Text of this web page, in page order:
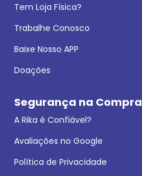
Tem Loja Física?
Trabalhe Conosco
Baixe Nosso APP
Doações
Segurança na Compra
A Rika é Confiável?
Avaliações no Google
Política de Privacidade